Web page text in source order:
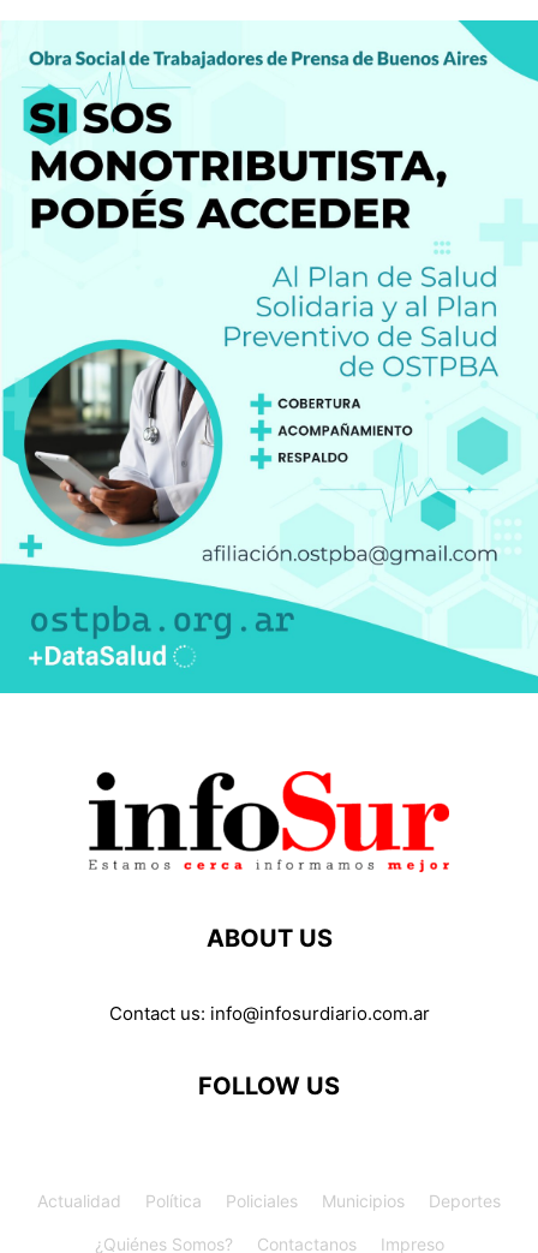
ABOUT US
Contact us: info@infosurdiario.com.ar
FOLLOW US
Actualidad Política Policiales Municipios Deportes
¿Quiénes Somos? Contactanos Impreso